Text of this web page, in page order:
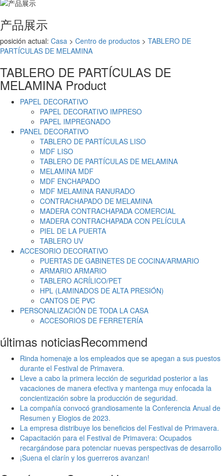
产品展示
posición actual: Casa > Centro de productos > TABLERO DE
PARTÍCULAS DE MELAMINA
TABLERO DE PARTÍCULAS DE
MELAMINA Product
PAPEL DECORATIVO
PAPEL DECORATIVO IMPRESO
PAPEL IMPREGNADO
PANEL DECORATIVO
TABLERO DE PARTÍCULAS LISO
MDF LISO
TABLERO DE PARTÍCULAS DE MELAMINA
MELAMINA MDF
MDF ENCHAPADO
MDF MELAMINA RANURADO
CONTRACHAPADO DE MELAMINA
MADERA CONTRACHAPADA COMERCIAL
MADERA CONTRACHAPADA CON PELÍCULA
PIEL DE LA PUERTA
TABLERO UV
ACCESORIO DECORATIVO
PUERTAS DE GABINETES DE COCINA/ARMARIO
ARMARIO ARMARIO
TABLERO ACRÍLICO/PET
HPL (LAMINADOS DE ALTA PRESIÓN)
CANTOS DE PVC
PERSONALIZACIÓN DE TODA LA CASA
ACCESORIOS DE FERRETERÍA
últimas noticiasRecommend
Rinda homenaje a los empleados que se apegan a sus puestos
durante el Festival de Primavera.
Lleve a cabo la primera lección de seguridad posterior a las
vacaciones de manera efectiva y mantenga muy enfocada la
concientización sobre la producción de seguridad.
La compañía convocó grandiosamente la Conferencia Anual de
Resumen y Elogios de 2023.
La empresa distribuye los beneficios del Festival de Primavera.
Capacitación para el Festival de Primavera: Ocupados
recargándose para potenciar nuevas perspectivas de desarrollo
¡Suena el clarín y los guerreros avanzan!